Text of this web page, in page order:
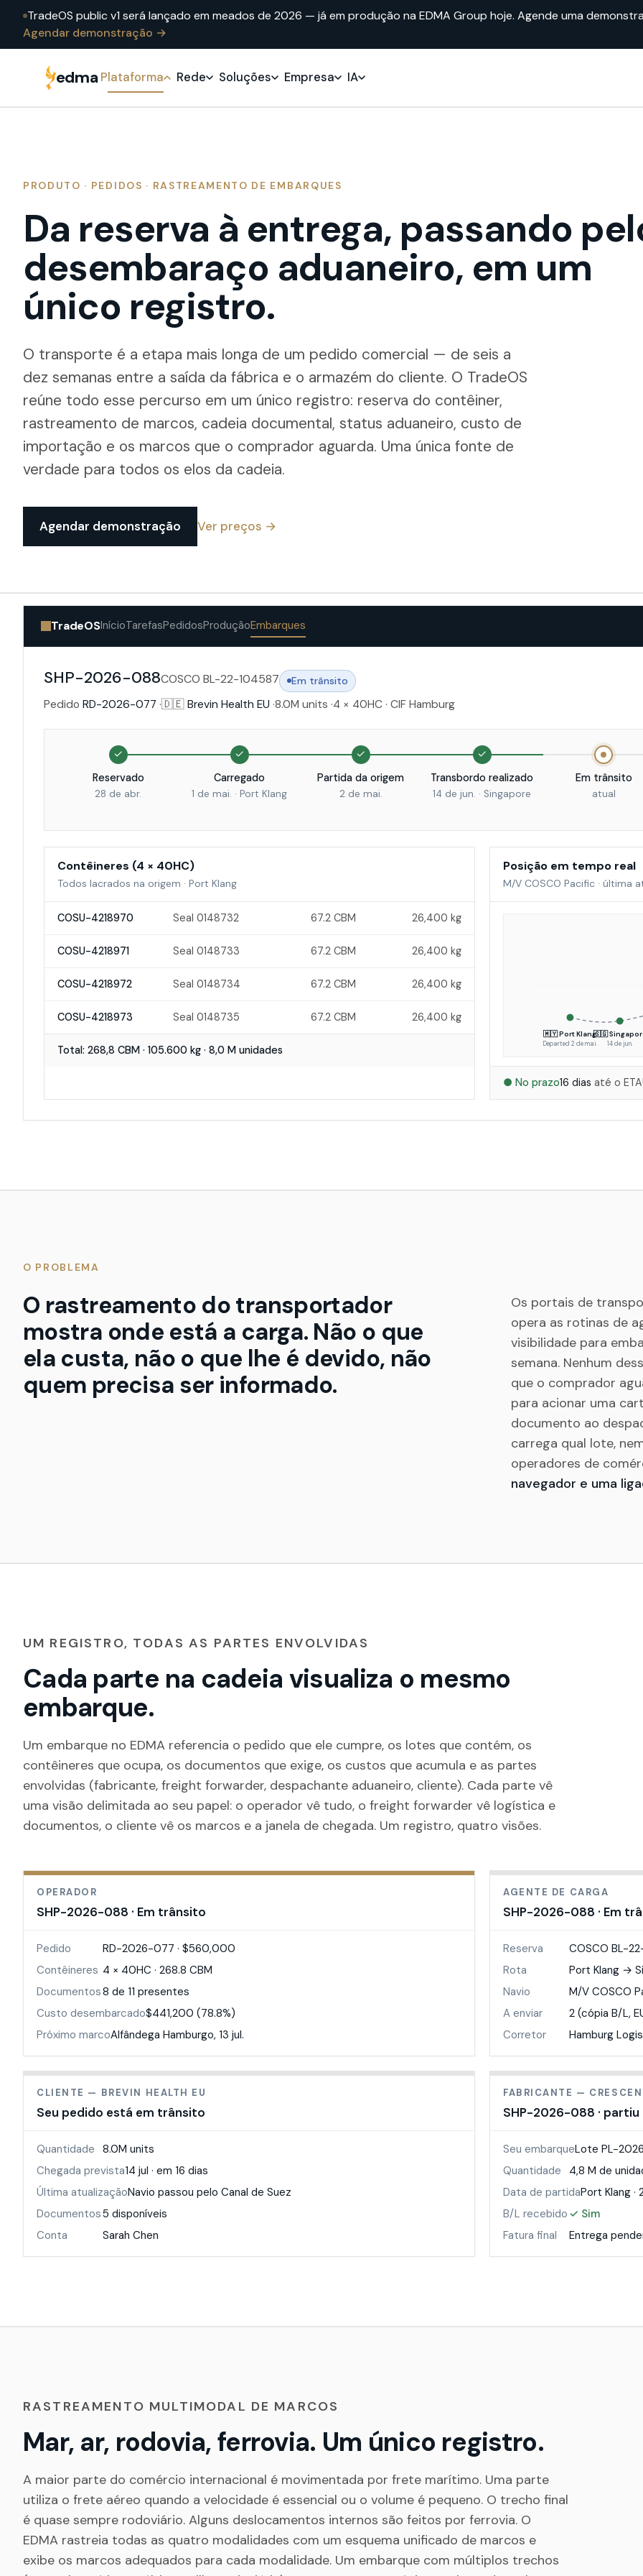
TradeOS public v1 será lançado em meados de 2026 — já em produção na EDMA Group hoje. Agende uma
Agendar demonstração →
edma Plataforma Rede Soluções Empresa IA
PRODUTO · PEDIDOS · RASTREAMENTO DE EMBARQUES
Da reserva à entrega, passando
desembaraço aduaneiro, em um
único registro.
O transporte é a etapa mais longa de um pedido comercial — de seis a
dez semanas entre a saída da fábrica e o armazém do cliente. O TradeOS
reúne todo esse percurso em um único registro: reserva do contêiner,
rastreamento de marcos, cadeia documental, status aduaneiro, custo de
importação e os marcos que o comprador aguarda. Uma única fonte de
verdade para todos os elos da cadeia.
Agendar demonstração Ver preços →
TradeOSInícioTarefasPedidosProduçãoEmbarques
SHP-2026-088COSCO BL-22-104587 Em trânsito
Pedido RD-2026-077 ·🇩🇪 Brevin Health EU ·8.0M units ·4 × 40HC · CIF Hamburg
✓
Reservado
28 de abr.
✓
Carregado
1 de mai. · Port Klang
✓
Partida da origem
2 de mai.
✓
Transbordo realizado
14 de jun. · Singapore
Em trânsito
atual
Contêineres (4 × 40HC)
Todos lacrados na origem · Port Klang
COSU-4218970 Seal 0148732 67.2 CBM 26,400 kg
COSU-4218971 Seal 0148733 67.2 CBM 26,400 kg
COSU-4218972 Seal 0148734 67.2 CBM 26,400 kg
COSU-4218973 Seal 0148735 67.2 CBM 26,400 kg
Total: 268,8 CBM · 105.600 kg · 8,0 M unidades
Posição em tempo real
M/V COSCO Pacific · última
🇲🇾 Port Klang
Departed 2 de mai.
🇸🇬
14 de jun.
● No prazo16 dias até o ETA
O PROBLEMA
O rastreamento do transportador
mostra onde está a carga. Não o que
ela custa, não o que lhe é devido, não
quem precisa ser informado.
Os portais de
opera as rotinas de
visibilidade para
semana. Nenhum
que o comprador
para acionar uma
documento ao
carrega qual lote,
operadores de
navegador e uma
UM REGISTRO, TODAS AS PARTES ENVOLVIDAS
Cada parte na cadeia visualiza o mesmo
embarque.
Um embarque no EDMA referencia o pedido que ele cumpre, os lotes que contém, os
contêineres que ocupa, os documentos que exige, os custos que acumula e as partes
envolvidas (fabricante, freight forwarder, despachante aduaneiro, cliente). Cada parte vê
uma visão delimitada ao seu papel: o operador vê tudo, o freight forwarder vê logística e
documentos, o cliente vê os marcos e a janela de chegada. Um registro, quatro visões.
OPERADOR
SHP-2026-088 · Em trânsito
Pedido
RD-2026-077 · $560,000
Contêineres 4 × 40HC · 268.8 CBM
Documentos8 de 11 presentes
Custo desembarcado$441,200 (78.8%)
Próximo marcoAlfândega Hamburgo, 13 jul.
AGENTE DE CARGA
SHP-2026-088 · Em
Reserva
COSCO BL-
Rota
Port Klang →
Navio
M/V COSCO
A enviar
2 (cópia B/L,
Corretor
Hamburg
CLIENTE — BREVIN HEALTH EU
Seu pedido está em trânsito
Quantidade 8.0M units
Chegada prevista14 jul · em 16 dias
Última atualizaçãoNavio passou pelo Canal de Suez
Documentos5 disponíveis
Conta
Sarah Chen
FABRICANTE —
SHP-2026-088 · partiu
Seu embarqueLote PL-
Quantidade
4,8 M de
Data de partidaPort Klang ·
B/L recebido ✓ Sim
Fatura final
Entrega
RASTREAMENTO MULTIMODAL DE MARCOS
Mar, ar, rodovia, ferrovia. Um único registro.
A maior parte do comércio internacional é movimentada por frete marítimo. Uma parte
utiliza o frete aéreo quando a velocidade é essencial ou o volume é pequeno. O trecho final
é quase sempre rodoviário. Alguns deslocamentos internos são feitos por ferrovia. O
EDMA rastreia todas as quatro modalidades com um esquema unificado de marcos e
exibe os marcos adequados para cada modalidade. Um embarque com múltiplos trechos